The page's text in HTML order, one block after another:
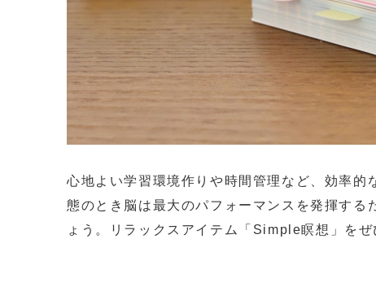
心地よい学習環境作りや時間管理など、効率
態のとき脳は最大のパフォーマンスを発揮する
ょう。リラックスアイテム「Simple瞑想」をぜ